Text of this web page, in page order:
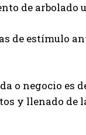
de arbolado
de estímulo
negocio es
y llenado